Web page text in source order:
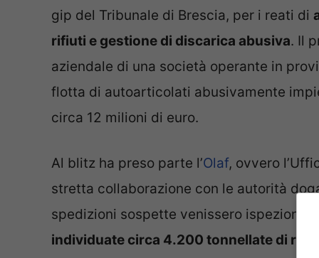
gip del Tribunale di Brescia, per i reati di
rifiuti e gestione di discarica abusiva. Il
aziendale di una società operante in
flotta di autoarticolati abusivamente
circa 12 milioni di euro.
Al blitz ha preso parte l’Olaf, ovvero
stretta collaborazione con le autorità
spedizioni sospette venissero
individuate circa 4.200 tonnellate di